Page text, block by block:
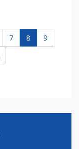
7 8
9